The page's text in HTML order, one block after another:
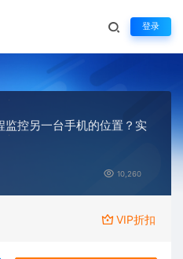
登录
监控另一台手机的位置？实
10,260
VIP折扣